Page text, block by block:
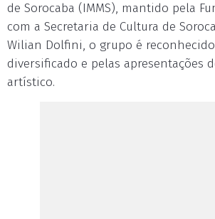
de Sorocaba (IMMS), mantido pela
com a Secretaria de Cultura de
Wilian Dolfini, o grupo é
diversificado e pelas apresentações
artístico.